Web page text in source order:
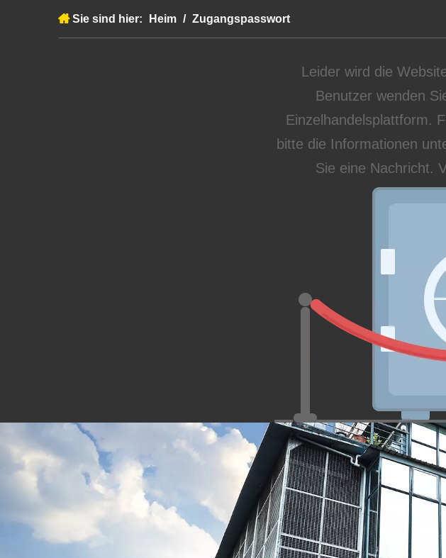
Sie sind hier: Heim / Zugangspasswort
Leider wird die
Benutzer wenden
Einzelhandelsplattform.
bitte die Informationen
Sie eine Nachricht.